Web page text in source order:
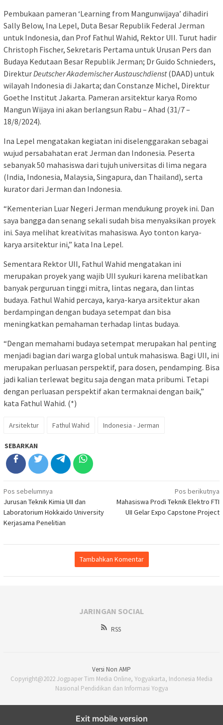
Pembukaan pameran ‘Learning from Mangunwijaya’ dihadiri
⁠Sally Below,⁠ Ina Lepel, Duta Besar Republik Federal Jerman
untuk Indonesia, dan⁠ ⁠Prof Fathul Wahid, Rektor UII. Turut hadir
Christoph Fischer, Sekretaris Pertama untuk Urusan Pers dan
Budaya Kedutaan Besar Republik Jerman; Dr Guido Schnieders,
DirekturDeutscher Akademischer Austauschdienst(DAAD) untuk
wilayah Indonesia di Jakarta; dan Constanze Michel, Direktur
Goethe Institut Jakarta. Pameran arsitektur karya Romo
Mangun Wijaya ini akan berlangsun Rabu – Ahad (31/7 –
18/8/2024).
Ina Lepel mengatakan kegiatan ini diselenggarakan sebagai
wujud persabahatan erat Jerman dan Indonesia. Peserta
sebanyak 50 mahasiswa dari tujuh universitas di lima negara
(India, Indonesia, Malaysia, Singapura, dan Thailand), serta
kurator dari Jerman dan Indonesia.
“Kementerian Luar Negeri Jerman mendukung proyek ini. Dan
saya bangga dan senang sekali sudah bisa menyaksikan proyek
ini. Saya melihat kreativitas mahasiswa. Ayo tonton karya-
karya arsitektur ini,” kata Ina Lepel.
Sementara Rektor UII, Fathul Wahid mengatakan ini
merupakan proyek yang wajib UII syukuri karena melibatkan
banyak perguruan tinggi mitra, lintas negara, dan lintas
budaya. Fathul Wahid percaya, karya-karya arsitektur akan
berdampingan dengan budaya setempat dan bisa
meningkatkan pemahaman terhadap lintas budaya.
“Dengan memahami budaya setempat merupakan hal penting
menjadi bagian dari warga global untuk mahasiswa. Bagi UII, ini
merupakan perluasan perspektif, para dosen, pendamping. Bisa
jadi kalian terlewat begitu saja dengan mata pribumi. Tetapi
dengan perluasan perspektif akan termaknai dengan baik,”
kata Fathul Wahid. (*)
Arsitektur Fathul Wahid Indonesia - Jerman
SEBARKAN
Navigasi
pos
Pos sebelumnya
Jurusan Teknik Kimia UII dan
Laboratorium Hokkaido University
Kerjasama Penelitian
Pos berikutnya
Mahasiswa Prodi Teknik Elektro FTI
UII Gelar Expo Capstone Project
Tambahkan Komentar
JARINGAN SOCIAL
RSS
Versi Non AMP
Copyright@2022 Jogpaper Tim Media Online, Yogyakarta, Indonesia Media
Nasional Pendidikan dan Informasi Yogya
Exit mobile version